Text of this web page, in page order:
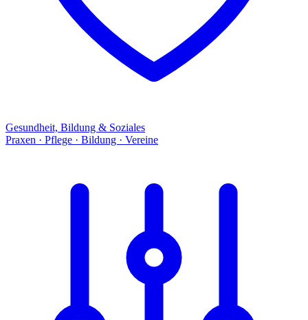
Gesundheit, Bildung & Soziales
Praxen · Pflege · Bildung · Vereine